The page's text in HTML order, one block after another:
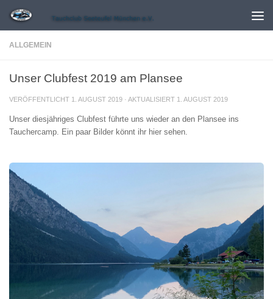
Zum Inhalt springen
ALLGEMEIN
Unser Clubfest 2019 am Plansee
VERÖFFENTLICHT 1. AUGUST 2019 · AKTUALISIERT 1. AUGUST 2019
Unser diesjähriges Clubfest führte uns wieder an den Plansee ins
Tauchercamp. Ein paar Bilder könnt ihr hier sehen.